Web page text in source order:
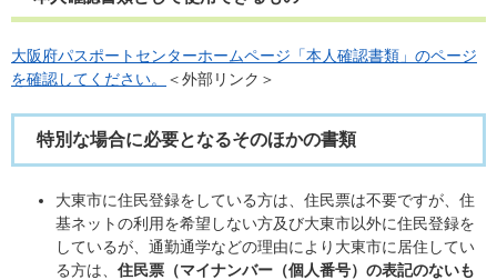
大阪府パスポートセンターホームページ「本人確認書類」のページ
を確認してください。
＜外部リンク＞
特別な場合に必要となるそのほかの書類
大東市に住民登録をしている方は、住民票は不要ですが、住
基ネットの利用を希望しない方及び大東市以外に住民登録を
しているが、通勤通学などの理由により大東市に居住してい
る方は、 住民票（マイナンバー（個人番号）の表記のないも